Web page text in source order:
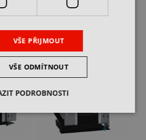
skladem u dodavatele
cena na dotaz
200 různých strojů skladem
VŠE PŘIJMOUT
VŠE ODMÍTNOUT
PODROBNOSTI